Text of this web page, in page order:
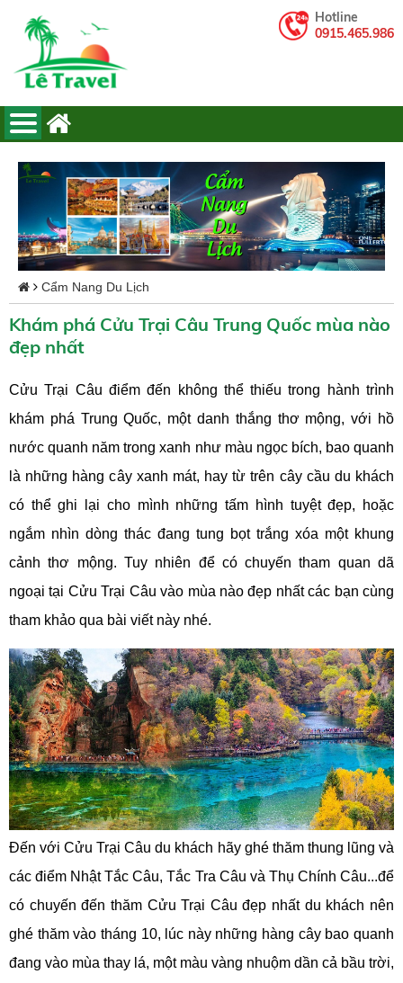
Hotline
0915.465.986
Cẩm Nang Du Lịch
Khám phá Cửu Trại Câu Trung Quốc mùa nào
đẹp nhất
Cửu Trại Câu điểm đến không thể thiếu trong hành trình
khám phá Trung Quốc, một danh thắng thơ mộng, với hồ
nước quanh năm trong xanh như màu ngọc bích, bao quanh
là những hàng cây xanh mát, hay từ trên cây cầu du khách
có thể ghi lại cho mình những tấm hình tuyệt đẹp, hoặc
ngắm nhìn dòng thác đang tung bọt trắng xóa một khung
cảnh thơ mộng. Tuy nhiên để có chuyến tham quan dã
ngoại tại Cửu Trại Câu vào mùa nào đẹp nhất các bạn cùng
tham khảo qua bài viết này nhé.
Đến với Cửu Trại Câu du khách hãy ghé thăm thung lũng và
các điểm Nhật Tắc Câu, Tắc Tra Câu và Thụ Chính Câu...để
có chuyến đến thăm Cửu Trại Câu đẹp nhất du khách nên
ghé thăm vào tháng 10, lúc này những hàng cây bao quanh
đang vào mùa thay lá, một màu vàng nhuộm dần cả bầu trời,